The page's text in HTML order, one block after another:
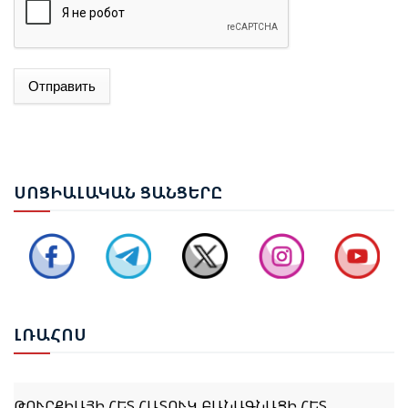
Отправить
ՍՈՑԻԱԼԱԿԱՆ ՑԱՆՑԵՐԸ
ԼՌԱՀՈՍ
ՌՈՒԲԵՆ ՌՈՒԲԻՆՅԱՆԸ ԸՆՏՐՎԵՑ ԱԺ ՆԱԽԱԳԱՀ
ՄԱՍԻՆ ՀՐԱՄԱՆԱԳԻՐԸ
ԻԼՀԱՄ ԱԼԻԵՎ. ԿԵՆՏՐՈՆԱԿԱՆ ԱՍԻԱՅԻ ԵՐԿՐՆԵՐԻ
ԱՌԱՋՆԱՀԵՐԹՈՒԹՅՈՒՆՆԵՐԻՑ ՄԵԿՆ ԵՆ